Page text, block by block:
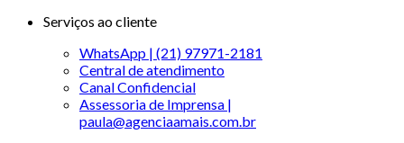
Serviços ao cliente
WhatsApp | (21) 97971-2181
Central de atendimento
Canal Confidencial
Assessoria de Imprensa |
paula@agenciaamais.com.br